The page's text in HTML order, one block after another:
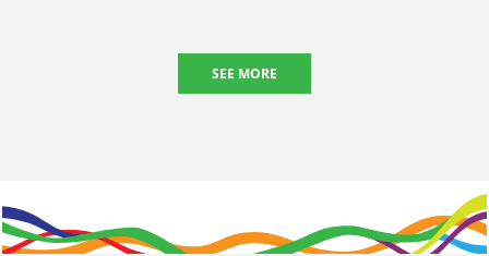
SEE MORE